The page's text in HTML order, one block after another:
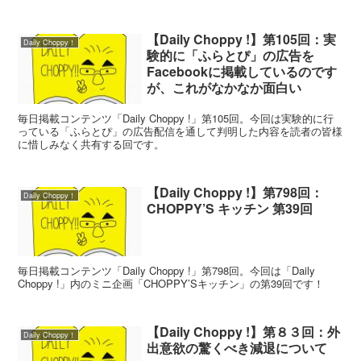
Daily Choppy！
【Daily Choppy !】第105回：実
験的に「ふらとぴ」の広告を
Facebookに掲載しているのです
が、これがなかなか面白い
毎日掲載コンテンツ「Daily Choppy !」第105回。今回は実験的に行
っている「ふらとぴ」の広告配信を通して判明した内容を読者の皆様
に惜しみなく共有する回です。
Daily Choppy！
【Daily Choppy !】第798回：
CHOPPY’S キッチン 第39回
毎日掲載コンテンツ「Daily Choppy !」第798回。今回は「Daily
Choppy !」内のミニ企画「CHOPPY’Sキッチン」の第39回です！
Daily Choppy！
【Daily Choppy !】第８３回：外
出意欲の驚くべき減退について